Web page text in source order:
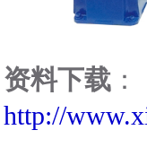
资料下载 ：
http://